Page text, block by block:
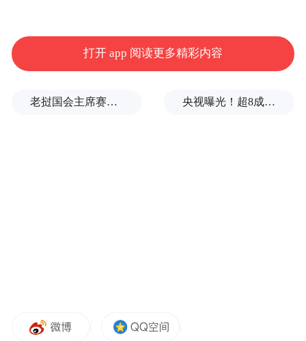
中医“治未病”的养生文化，也为市民带来了
打开 app 阅读更多精彩内容
老挝国会主席赛宋蓬逝世 央视曝光！超8成睫毛胶样品检出致癌物，部分成分接近502胶！